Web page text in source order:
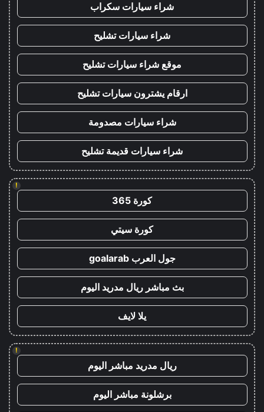
شراء سيارات سكراب
شراء سيارات تشليح
موقع شراء سيارات تشليح
ارقام يشترون سيارات تشليح
شراء سيارات مصدومة
شراء سيارات قديمة تشليح
!
كورة 365
كورة سيتي
جول العرب goalarab
بث مباشر ريال مدريد اليوم
يلا لايف
!
ريال مدريد مباشر اليوم
برشلونة مباشر اليوم